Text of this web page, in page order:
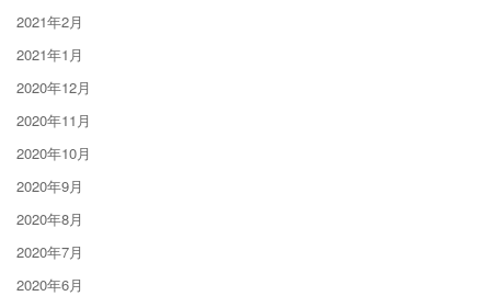
2021年2月
2021年1月
2020年12月
2020年11月
2020年10月
2020年9月
2020年8月
2020年7月
2020年6月